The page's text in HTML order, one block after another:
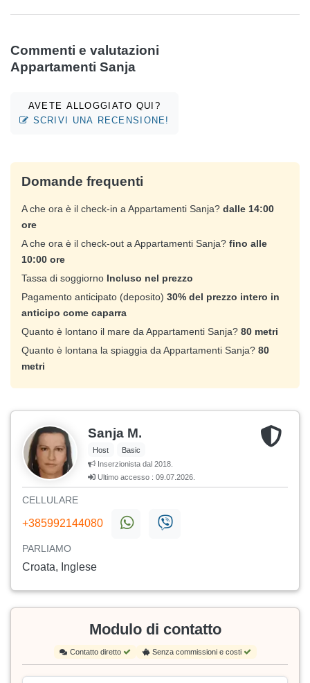
Commenti e valutazioni
Appartamenti Sanja
AVETE ALLOGGIATO QUI?
SCRIVI UNA RECENSIONE!
Domande frequenti
A che ora è il check-in a Appartamenti Sanja? dalle 14:00
ore
A che ora è il check-out a Appartamenti Sanja? fino alle
10:00 ore
Tassa di soggiorno Incluso nel prezzo
Pagamento anticipato (deposito) 30% del prezzo intero in
anticipo come caparra
Quanto è lontano il mare da Appartamenti Sanja? 80 metri
Quanto è lontana la spiaggia da Appartamenti Sanja? 80
metri
Sanja M.
Host
Basic
Inserzionista dal 2018.
Ultimo accesso : 09.07.2026.
CELLULARE
+385992144080
PARLIAMO
Croata, Inglese
Modulo di contatto
Contatto diretto Senza commissioni e costi